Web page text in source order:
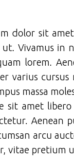
dolor sit
Vivamus in
lorem.
varius
massa
sit amet
Aenean
arcu
vitae pretium